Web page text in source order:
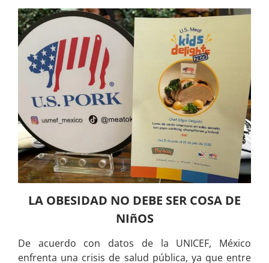
LA OBESIDAD NO DEBE SER COSA DE
NIñOS
De acuerdo con datos de la UNICEF, México
enfrenta una crisis de salud pública, ya que entre